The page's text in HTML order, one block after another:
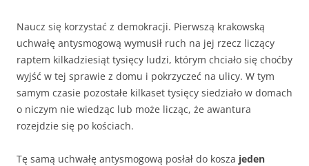
Naucz się korzystać z demokracji. Pierwszą krakowską
uchwałę antysmogową wymusił ruch na jej rzecz liczący
raptem kilkadziesiąt tysięcy ludzi, którym chciało się choćby
wyjść w tej sprawie z domu i pokrzyczeć na ulicy. W tym
samym czasie pozostałe kilkaset tysięcy siedziało w domach
o niczym nie wiedząc lub może licząc, że awantura
rozejdzie się po kościach.
Tę samą uchwałę antysmogową posłał do kosza jeden